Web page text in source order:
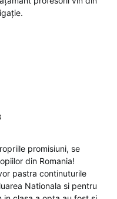
promisiuni, se
din Romania!
pastra continuturile
Nationala si pentru